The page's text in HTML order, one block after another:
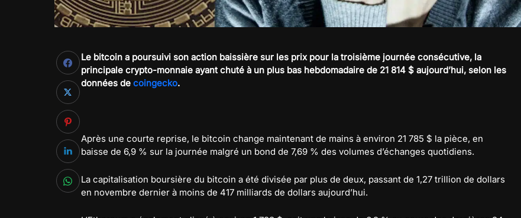
Le bitcoin a poursuivi son action baissière sur les prix pour la troisième journée consécutive, la
principale crypto-monnaie ayant chuté à un plus bas hebdomadaire de 21 814 $ aujourd’hui, selon les
données de coingecko.
Après une courte reprise, le bitcoin change maintenant de mains à environ 21 785 $ la pièce, en
baisse de 6,9 % sur la journée malgré un bond de 7,69 % des volumes d’échanges quotidiens.
La capitalisation boursière du bitcoin a été divisée par plus de deux, passant de 1,27 trillion de dollars
en novembre dernier à moins de 417 milliards de dollars aujourd’hui.